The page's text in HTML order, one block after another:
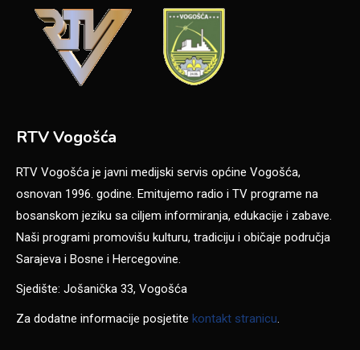
RTV Vogošća
RTV Vogošća je javni medijski servis općine Vogošća,
osnovan 1996. godine. Emitujemo radio i TV programe na
bosanskom jeziku sa ciljem informiranja, edukacije i zabave.
Naši programi promovišu kulturu, tradiciju i običaje područja
Sarajeva i Bosne i Hercegovine.
Sjedište: Jošanička 33, Vogošća
Za dodatne informacije posjetite kontakt stranicu